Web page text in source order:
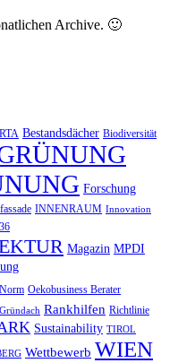
Archive. 🙂
Bestandsdächer Biodiversität
Forschung
INNENRAUM Innovation
Magazin MPDI
Norm Oekobusiness Berater
Rankhilfen Richtlinie
Sustainability TIROL
Wettbewerb WIEN